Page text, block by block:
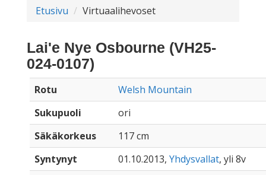
Etusivu Virtuaalihevoset
Lai'e Nye Osbourne (VH25-
024-0107)
Rotu
Welsh Mountain
Sukupuoli
ori
Säkäkorkeus
117 cm
Syntynyt
01.10.2013, Yhdysvallat, yli 8v